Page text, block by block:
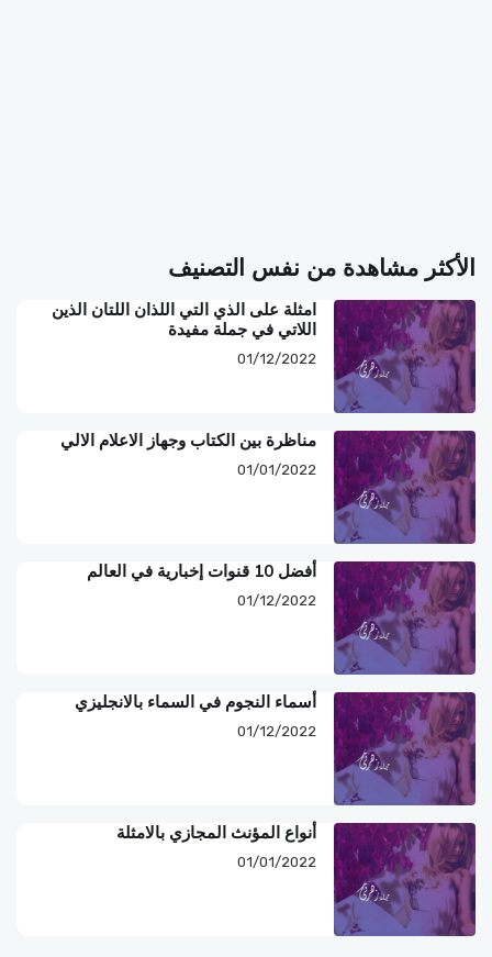
الأكثر مشاهدة من نفس التصنيف
امثلة على الذي التي اللذان اللتان الذين
اللاتي في جملة مفيدة
01/12/2022
مناظرة بين الكتاب وجهاز الاعلام الالي
01/01/2022
أفضل 10 قنوات إخبارية في العالم
01/12/2022
أسماء النجوم في السماء بالانجليزي
01/12/2022
أنواع المؤنث المجازي بالامثلة
01/01/2022